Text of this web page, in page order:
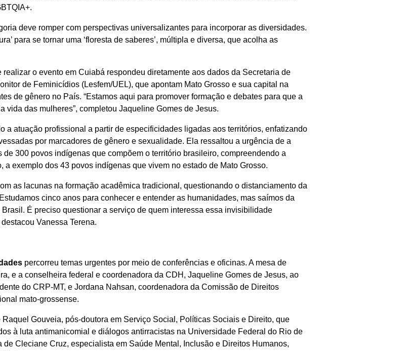
deve romper com perspectivas universalizantes para incorporar as diversidades.
para se tornar uma ‘floresta de saberes’, múltipla e diversa, que acolha as
o evento em Cuiabá respondeu diretamente aos dados da Secretaria de
de Feminicídios (Lesfem/UEL), que apontam Mato Grosso e sua capital na
de gênero no País. “Estamos aqui para promover formação e debates para que a
vida das mulheres”, completou Jaqueline Gomes de Jesus.
a atuação profissional a partir de especificidades ligadas aos territórios, enfatizando
por marcadores de gênero e sexualidade. Ela ressaltou a urgência de a
300 povos indígenas que compõem o território brasileiro, compreendendo a
exemplo dos 43 povos indígenas que vivem no estado de Mato Grosso.
as lacunas na formação acadêmica tradicional, questionando o distanciamento da
cinco anos para conhecer e entender as humanidades, mas saímos da
É preciso questionar a serviço de quem interessa essa invisibilidade
Vanessa Terena.
percorreu temas urgentes por meio de conferências e oficinas. A mesa de
e a conselheira federal e coordenadora da CDH, Jaqueline Gomes de Jesus, ao
do CRP-MT, e Jordana Nahsan, coordenadora da Comissão de Direitos
mato-grossense.
Gouveia, pós-doutora em Serviço Social, Políticas Sociais e Direito, que
à luta antimanicomial e diálogos antirracistas na Universidade Federal do Rio de
Cleciane Cruz, especialista em Saúde Mental, Inclusão e Direitos Humanos,